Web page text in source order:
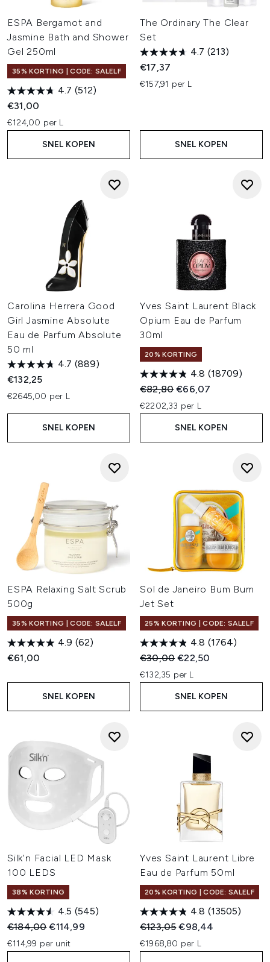
ESPA Bergamot and
Jasmine Bath and Shower
Gel 250ml
35% KORTING | CODE: SALELF
4.7 (512)
€31,00
€124,00 per L
SNEL KOPEN
The Ordinary The Clear
Set
4.7 (213)
€17,37
€157,91 per L
SNEL KOPEN
Carolina Herrera Good
Girl Jasmine Absolute
Eau de Parfum Absolute
50 ml
4.7 (889)
€132,25
€2645,00 per L
SNEL KOPEN
Yves Saint Laurent Black
Opium Eau de Parfum
30ml
20% KORTING
4.8 (18709)
Recommended Retail Price:
€82,80Huidige prijs:
€66,07
€2202,33 per L
SNEL KOPEN
ESPA Relaxing Salt Scrub
500g
35% KORTING | CODE: SALELF
4.9 (62)
€61,00
SNEL KOPEN
Sol de Janeiro Bum Bum
Jet Set
25% KORTING | CODE: SALELF
4.8 (1764)
Recommended Retail Price:
€30,00Huidige prijs:
€22,50
€132,35 per L
SNEL KOPEN
Silk'n Facial LED Mask
100 LEDS
38% KORTING
4.5 (545)
Recommended Retail Price:
€184,00Huidige prijs:
€114,99
€114,99 per unit
Yves Saint Laurent Libre
Eau de Parfum 50ml
20% KORTING | CODE: SALELF
4.8 (13505)
Recommended Retail Price:
€123,05Huidige prijs:
€98,44
€1968,80 per L